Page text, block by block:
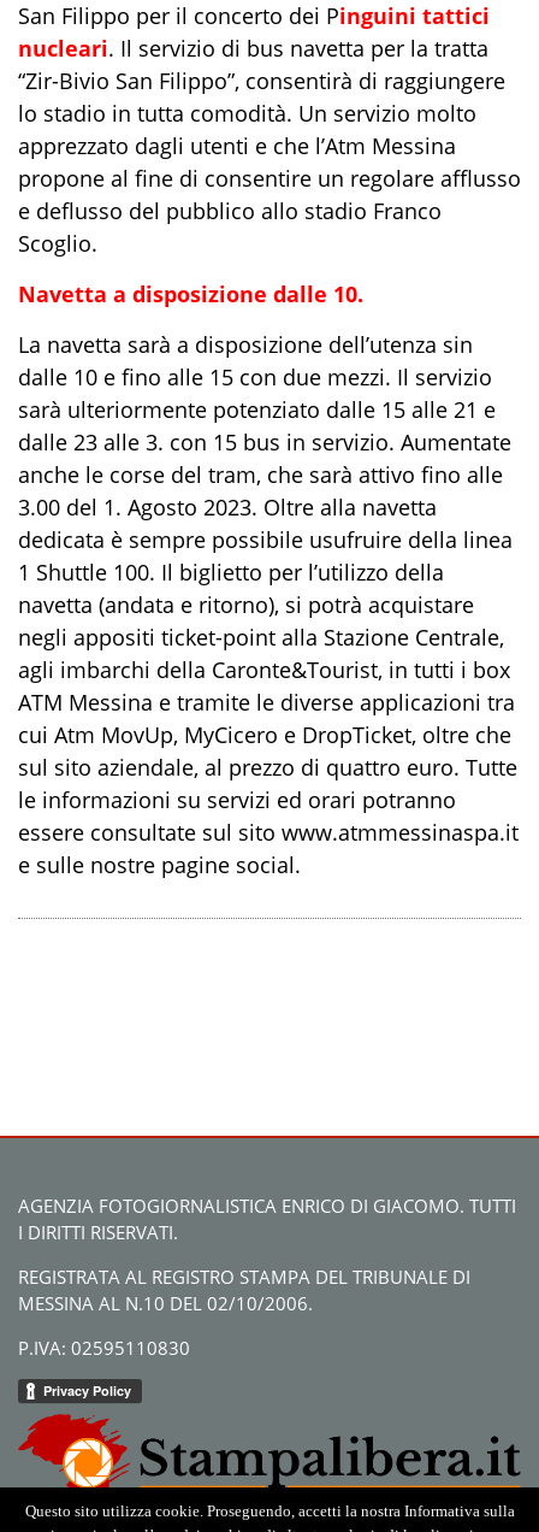
San Filippo per il concerto dei Pinguini tattici
nucleari. Il servizio di bus navetta per la tratta
“Zir-Bivio San Filippo”, consentirà di raggiungere
lo stadio in tutta comodità. Un servizio molto
apprezzato dagli utenti e che l’Atm Messina
propone al fine di consentire un regolare afflusso
e deflusso del pubblico allo stadio Franco
Scoglio.
Navetta a disposizione dalle 10.
La navetta sarà a disposizione dell’utenza sin
dalle 10 e fino alle 15 con due mezzi. Il servizio
sarà ulteriormente potenziato dalle 15 alle 21 e
dalle 23 alle 3. con 15 bus in servizio. Aumentate
anche le corse del tram, che sarà attivo fino alle
3.00 del 1. Agosto 2023. Oltre alla navetta
dedicata è sempre possibile usufruire della linea
1 Shuttle 100. Il biglietto per l’utilizzo della
navetta (andata e ritorno), si potrà acquistare
negli appositi ticket-point alla Stazione Centrale,
agli imbarchi della Caronte&Tourist, in tutti i box
ATM Messina e tramite le diverse applicazioni tra
cui Atm MovUp, MyCicero e DropTicket, oltre che
sul sito aziendale, al prezzo di quattro euro. Tutte
le informazioni su servizi ed orari potranno
essere consultate sul sito www.atmmessinaspa.it
e sulle nostre pagine social.
AGENZIA FOTOGIORNALISTICA ENRICO DI GIACOMO. TUTTI
I DIRITTI RISERVATI.
REGISTRATA AL REGISTRO STAMPA DEL TRIBUNALE DI
MESSINA AL N.10 DEL 02/10/2006.
P.IVA: 02595110830
Questo sito utilizza cookie. Proseguendo, accetti la nostra Informativa sulla